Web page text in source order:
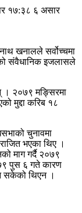
१७:३८ ६ असार
खनालले सर्वोच्चमा
संवैधानिक इजलासले
। २०७९ मङ्सिरमा
मुद्दा करिब १८
चुनावमा
भएका थिए ।
माग गर्दै २०७९
पुस ६ गते कारण
सकेको थिएन ।